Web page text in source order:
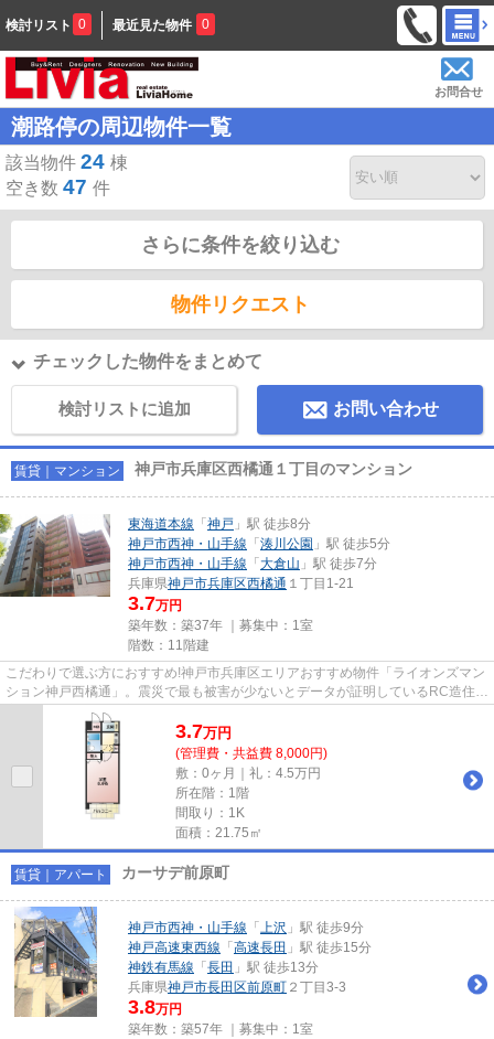
検討リスト 0 最近見た物件 0
お問合せ
潮路停の周辺物件一覧
該当物件 24 棟
空き数 47 件
さらに条件を絞り込む
物件リクエスト
チェックした物件をまとめて
検討リストに追加 お問い合わせ
賃貸｜マンション 神戸市兵庫区西橘通１丁目のマンション
東海道本線 「 神戸 」駅 徒歩8分
神戸市西神・山手線 「 湊川公園 」駅 徒歩5分
神戸市西神・山手線 「 大倉山 」駅 徒歩7分
兵庫県神戸市兵庫区西橘通 １丁目1-21
3.7万円
築年数：築37年 ｜募集中： 1室
階数：11階建
こだわりで選ぶ方におすすめ!神戸市兵庫区エリアおすすめ物件「ライオンズマン
ション神戸西橘通」。震災で最も被害が少ないとデータが証明しているRC造住
宅。この物件ならば新築よりも...
3.7万円
(管理費・共益費 8,000円)
敷：0ヶ月｜礼：4.5万円
所在階：1階
間取り：1K
面積：21.75㎡
賃貸｜アパート カーサデ前原町
神戸市西神・山手線 「 上沢 」駅 徒歩9分
神戸高速東西線 「 高速長田 」駅 徒歩15分
神鉄有馬線 「 長田 」駅 徒歩13分
兵庫県神戸市長田区前原町 ２丁目3-3
3.8万円
築年数：築57年 ｜募集中： 1室